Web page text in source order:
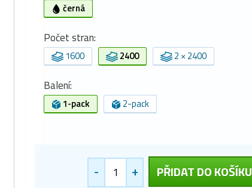
černá
Počet stran:
1600 2400 2 × 2400
Balení:
1-pack 2-pack
- + PŘIDAT DO KOŠÍKU